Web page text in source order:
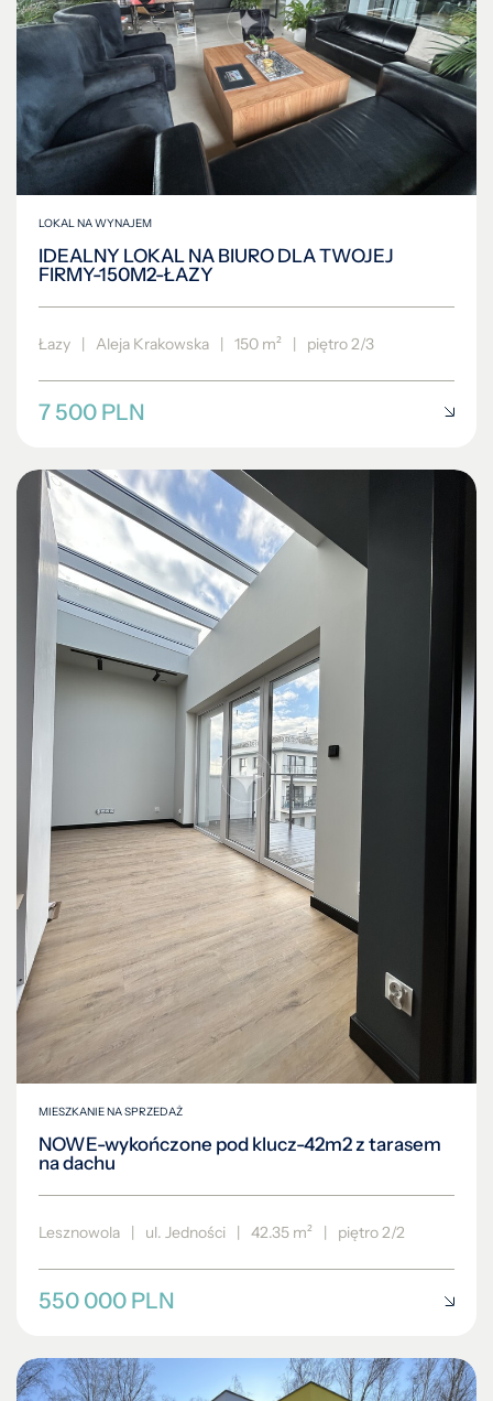
LOKAL NA WYNAJEM
IDEALNY LOKAL NA BIURO DLA TWOJEJ
FIRMY-150M2-ŁAZY
Łazy | Aleja Krakowska | 150 m² | piętro 2/3
7 500 PLN
MIESZKANIE NA SPRZEDAŻ
NOWE-wykończone pod klucz-42m2 z tarasem
na dachu
Lesznowola | ul. Jedności | 42.35 m² | piętro 2/2
550 000 PLN